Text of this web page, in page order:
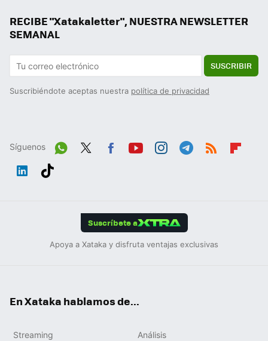
RECIBE "Xatakaletter", NUESTRA NEWSLETTER
SEMANAL
SUSCRIBIR
Suscribiéndote aceptas nuestra política de privacidad
Síguenos
Wh
Suscríbete a
Apoya a Xataka y disfruta ventajas exclusivas
En Xataka hablamos de...
Streaming Análisis